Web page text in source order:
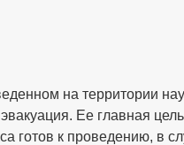
на территории
Ее главная
готов к проведению, в